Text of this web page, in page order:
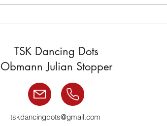
TSK Dancing Dots
Obmann Julian Stopper
tskdancingdots@gmail.com